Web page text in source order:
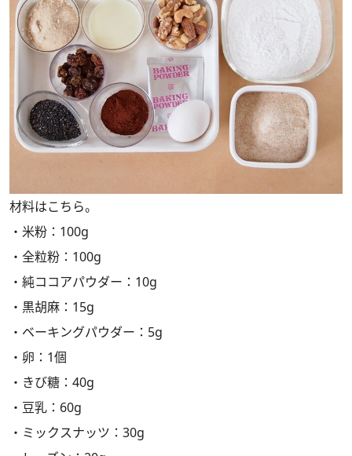
材料はこちら。
・米粉：100g
・全粒粉：100g
・純ココアパウダー：10g
・黒胡麻：15g
・ベーキングパウダー：5g
・卵：1個
・きび糖：40g
・豆乳：60g
・ミックスナッツ：30g